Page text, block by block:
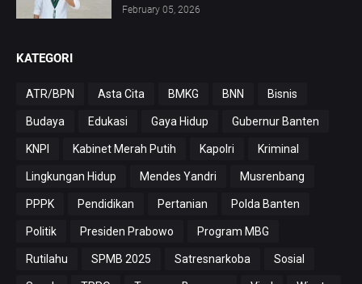
February 05, 2026
KATEGORI
ATR/BPN Asta Cita BMKG BNN Bisnis
Budaya Edukasi Gaya Hidup Gubernur Banten
KNPI Kabinet Merah Putih Kapolri Kriminal
Lingkungan Hidup Mendes Yandri Musrenbang
PPPK Pendidikan Pertanian Polda Banten
Politik Presiden Prabowo Program MBG
Rutilahu SPMB 2025 Satresnarkoba Sosial